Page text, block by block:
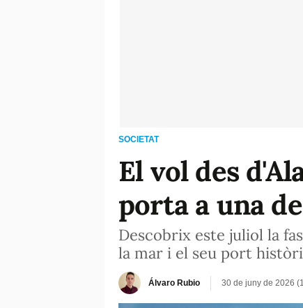
SOCIETAT
El vol des
porta a una
Descobrix este juliol la
la mar i el seu port
Álvaro Rubio 30 de juny de 2026